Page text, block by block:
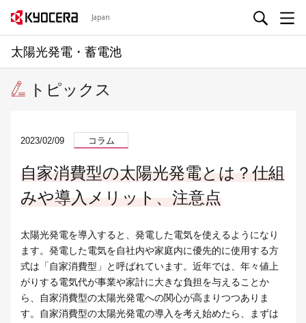
Japan
太陽光発電・蓄電池
トピックス
2023/02/09 コラム
自家消費型の太陽光発電とは？仕組
みや導入メリット、注意点
太陽光発電を導入すると、発電した電気を使えるようになり
ます。発電した電気を自社内や家庭内に優先的に使用する方
式は「自家消費型」と呼ばれています。近年では、年々値上
がりする電気代が事業や家計に大きな負担を与えることか
ら、自家消費型の太陽光発電への関心が高まりつつありま
す。自家消費型の太陽光発電の導入を考え始めたら、まずは